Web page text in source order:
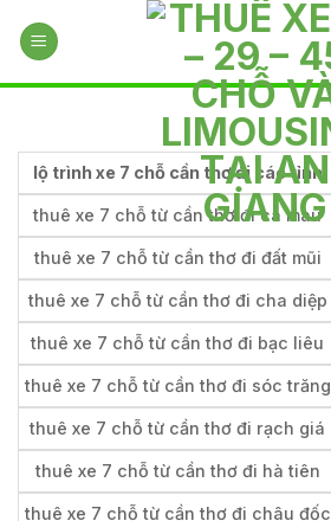
lộ trình xe 7 chỗ cần thơ đi các tỉnh
thuê xe 7 chỗ từ cần thơ đi cà mau
thuê xe 7 chỗ từ cần thơ đi đất mũi
thuê xe 7 chỗ từ cần thơ đi cha diệp
thuê xe 7 chỗ từ cần thơ đi bạc liêu
thuê xe 7 chỗ từ cần thơ đi sóc trăng
thuê xe 7 chỗ từ cần thơ đi rạch giá
thuê xe 7 chỗ từ cần thơ đi hà tiên
thuê xe 7 chỗ từ cần thơ đi châu đốc